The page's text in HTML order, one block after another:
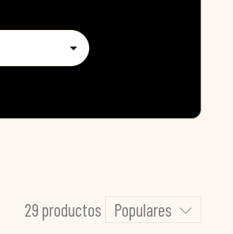
29 productos Populares